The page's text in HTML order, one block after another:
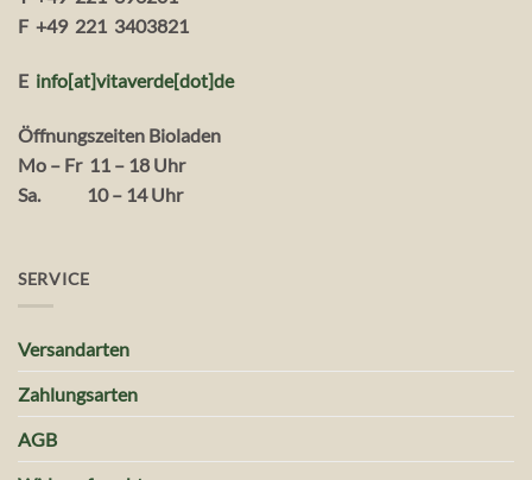
F +49 221 3403821
E info[at]vitaverde[dot]de
Öffnungszeiten Bioladen
Mo – Fr 11 – 18 Uhr
Sa. 10 – 14 Uhr
SERVICE
Versandarten
Zahlungsarten
AGB